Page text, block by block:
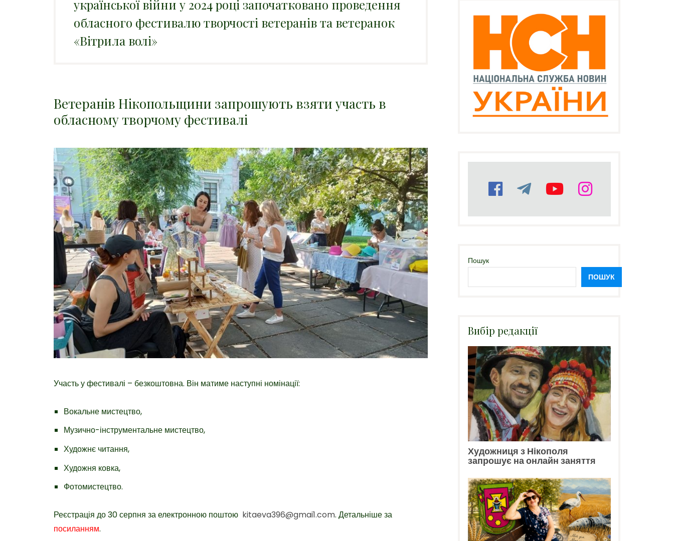
української війни у 2024 році започатковано проведення
обласного фестивалю творчості ветеранів та ветеранок
«Вітрила волі»
Ветеранів Нікопольщини запрошують взяти участь в
обласному творчому фестивалі
Участь у фестивалі – безкоштовна. Він матиме наступні номінації:
Вокальне мистецтво,
Музично-інструментальне мистецтво,
Художнє читання,
Художня ковка,
Фотомистецтво.
Реєстрація до 30 серпня за електронною поштою kitaeva396@gmai1.com. Детальніше за
посиланням.
Пошук
ПОШУК
Вибір редакції
Художниця з Нікополя
запрошує на онлайн заняття